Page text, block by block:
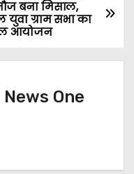
बना मिसाल,
युवा ग्राम सभा का
आयोजन
News One